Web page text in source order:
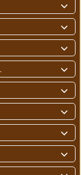







